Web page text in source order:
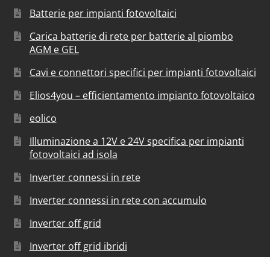
Batterie per impianti fotovoltaici
Carica batterie di rete per batterie al piombo
AGM e GEL
Cavi e connettori specifici per impianti fotovoltaici
Elios4you – efficientamento impianto fotovoltaico
eolico
Illuminazione a 12V e 24V specifica per impianti
fotovoltaici ad isola
Inverter connessi in rete
Inverter connessi in rete con accumulo
Inverter off grid
Inverter off grid ibridi